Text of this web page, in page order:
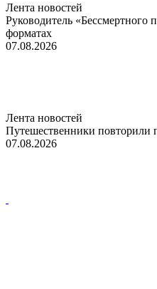
Лента новостей
Руководитель «Бессмертного
форматах
07.08.2026
Лента новостей
Путешественники повторили
07.08.2026